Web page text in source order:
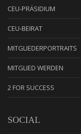
CEU-PRÄSIDIUM
CEU-BEIRAT
MITGLIEDERPORTRAITS
MITGLIED WERDEN
2 FOR SUCCESS
SOCIAL